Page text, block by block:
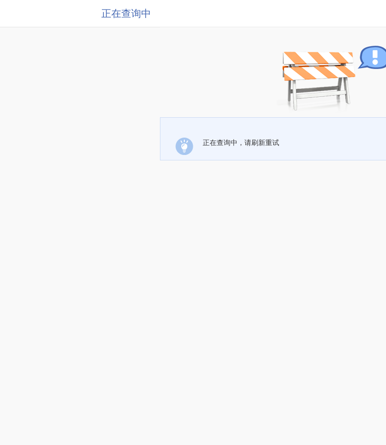
正在查询中
正在查询中，请刷新重试